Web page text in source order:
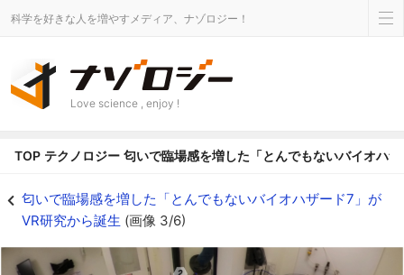
科学を好きな人を増やすメディア、ナゾロジー！
Love science , enjoy !
TOP テクノロジー 匂いで臨場感を増した「とんでもないバイオハ
匂いで臨場感を増した「とんでもないバイオハザード7」が
VR研究から誕生 (画像 3/6)